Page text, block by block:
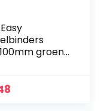
groen